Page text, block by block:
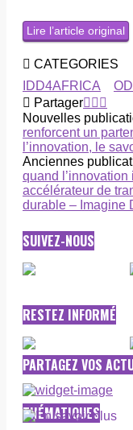
Lire l’article original
CATEGORIES
IDD4AFRICA
Partager
Nouvelles
renforcent un
l’innovation, le
Anciennes
quand
accélérateur de
durable – Imagine
SUIVEZ-NOUS
RESTEZ INFORMÉ
PARTAGEZ VOS
THÉMATIQUES